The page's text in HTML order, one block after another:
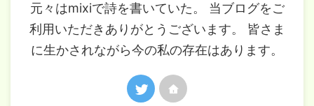
元々はmixiで詩を書いていた。 当ブログをご
利用いただきありがとうございます。 皆さま
に生かされながら今の私の存在はあります。